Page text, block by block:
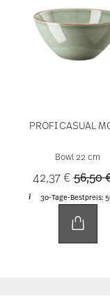
PROFI CASUAL
Bowl 22 cm
42,37 €Price
56,50
30-Tage-Bestpreis: